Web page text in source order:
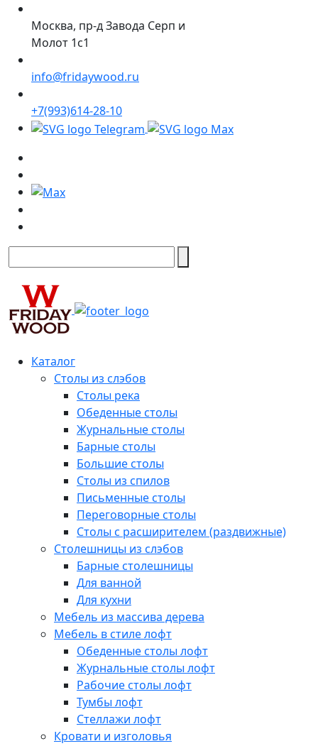
Москва, пр-д Завода Серп и
Молот 1с1
info@fridaywood.ru
+7(993)614-28-10
Каталог
Столы из слэбов
Столы река
Обеденные столы
Журнальные столы
Барные столы
Большие столы
Столы из спилов
Письменные столы
Переговорные столы
Столы с расширителем (раздвижные)
Столешницы из слэбов
Барные столешницы
Для ванной
Для кухни
Мебель из массива дерева
Мебель в стиле лофт
Обеденные столы лофт
Журнальные столы лофт
Рабочие столы лофт
Тумбы лофт
Стеллажи лофт
Кровати и изголовья